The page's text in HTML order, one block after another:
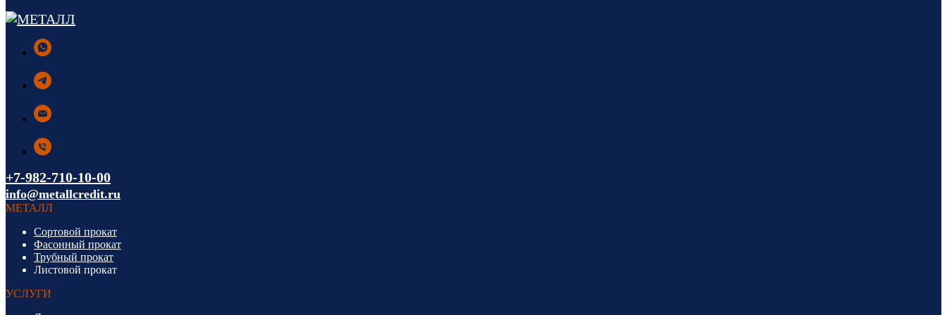
+7-982-710-10-00
info@metallcredit.ru
МЕТАЛЛ
Сортовой прокат
Фасонный прокат
Трубный прокат
Листовой прокат
УСЛУГИ